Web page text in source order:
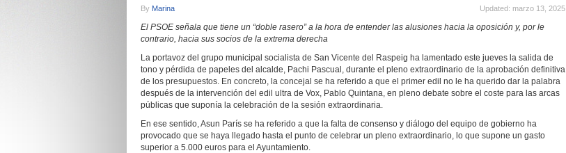
By Marina Updated: marzo 13, 2025
El PSOE señala que tiene un “doble rasero” a la hora de entender las alusiones hacia la oposición y, por le
contrario, hacia sus socios de la extrema derecha
La portavoz del grupo municipal socialista de San Vicente del Raspeig ha lamentado este jueves la salida de
tono y pérdida de papeles del alcalde, Pachi Pascual, durante el pleno extraordinario de la aprobación definitiva
de los presupuestos. En concreto, la concejal se ha referido a que el primer edil no le ha querido dar la palabra
después de la intervención del edil ultra de Vox, Pablo Quintana, en pleno debate sobre el coste para las arcas
públicas que suponía la celebración de la sesión extraordinaria.
En ese sentido, Asun París se ha referido a que la falta de consenso y diálogo del equipo de gobierno ha
provocado que se haya llegado hasta el punto de celebrar un pleno extraordinario, lo que supone un gasto
superior a 5.000 euros para el Ayuntamiento.